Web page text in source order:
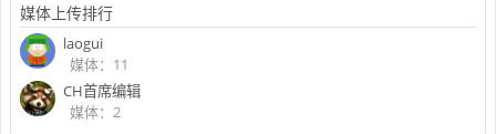
媒体上传排行
laogui
媒体：11
CH首席编辑
媒体：2